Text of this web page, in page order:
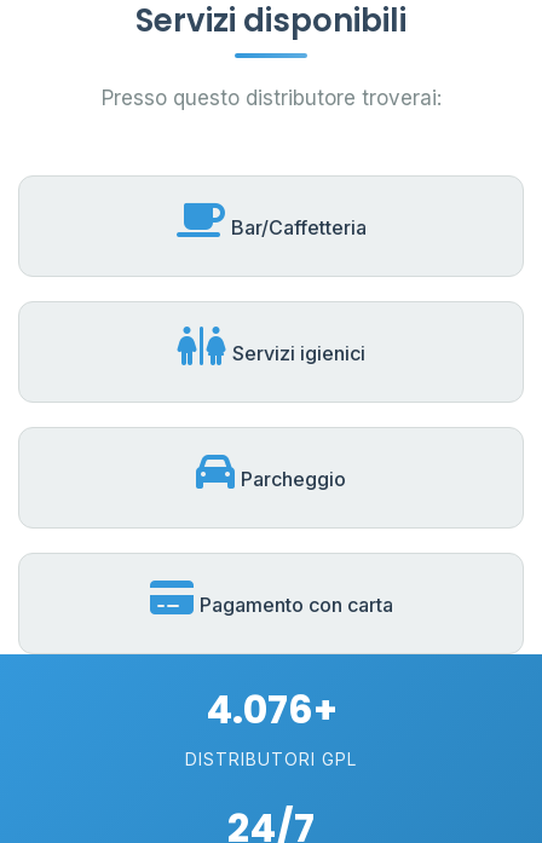
Servizi disponibili
Presso questo distributore troverai:
Bar/Caffetteria
Servizi igienici
Parcheggio
Pagamento con carta
4.076+
DISTRIBUTORI GPL
24/7